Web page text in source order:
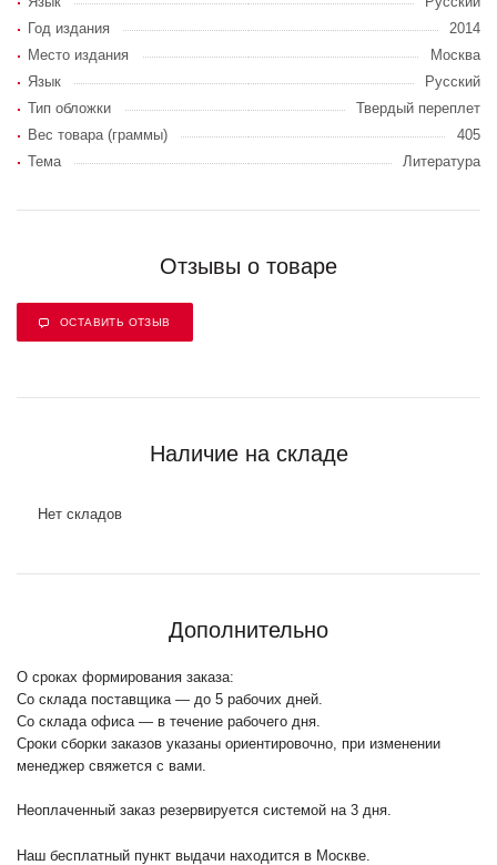
Год издания
2014
Место издания
Москва
Язык
Русский
Тип обложки
Твердый переплет
Вес товара (граммы)
405
Тема
Литература
Отзывы о товаре
ОСТАВИТЬ ОТЗЫВ
Наличие на складе
Нет складов
Дополнительно
О сроках формирования заказа:
Со склада поставщика — до 5 рабочих дней.
Со склада офиса — в течение рабочего дня.
Сроки сборки заказов указаны ориентировочно, при изменении
менеджер свяжется с вами.
Неоплаченный заказ резервируется системой на 3 дня.
Наш бесплатный пункт выдачи находится в Москве.